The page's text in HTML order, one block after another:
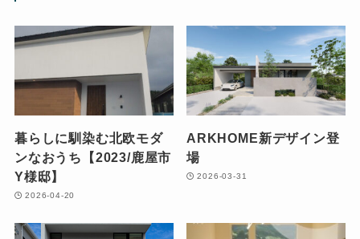
暮らしに馴染む北欧モダ
ンなおうち【2023/鹿屋市
Y様邸】
2026-04-20
ARKHOME新デザイン登
場
2026-03-31